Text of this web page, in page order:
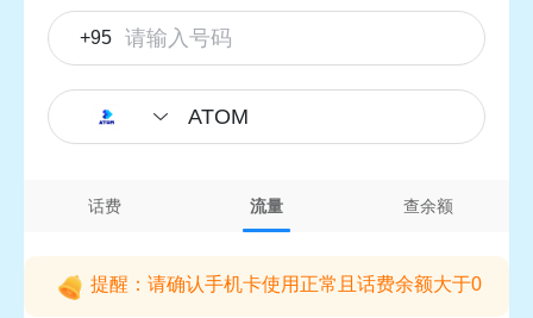
+95
ATOM
话费 流量 查余额
提醒：请确认手机卡使用正常且话费余额大于0